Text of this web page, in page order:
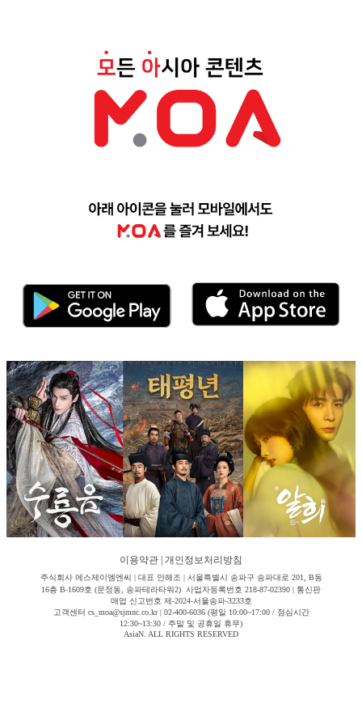
이용약관 개인정보처리방침
주식회사 에스제이엠엔씨 | 대표 안해조 | 서울특별시 송파구 송파대로 201, B동
16층 B-1609호 (문정동, 송파테라타워2) 사업자등록번호 218-87-02390 | 통신판
매업 신고번호 제-2024-서울송파-3233호
고객센터 cs_moa@sjmnc.co.kr | 02-400-6036 (평일 10:00~17:00 / 점심시간
12:30~13:30 / 주말 및 공휴일 휴무)
AsiaN. ALL RIGHTS RESERVED